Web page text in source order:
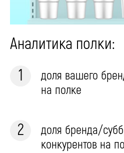
Аналитика полки:
доля вашего
на полке
доля бренда/
конкурентов на